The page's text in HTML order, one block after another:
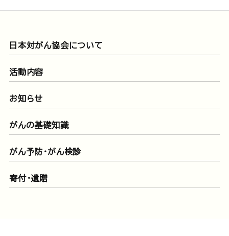
日本対がん協会について
活動内容
お知らせ
がんの基礎知識
がん予防・がん検診
寄付・遺贈